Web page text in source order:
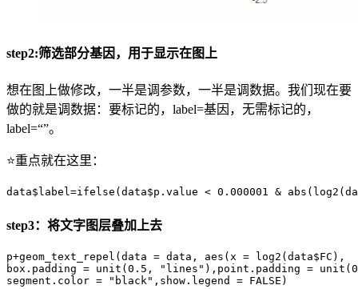
step2:筛选部分基因，用于显示在图上
想在图上做修改，一半是调参数，一半是调数据。我们现在要
做的就是调数据：要标记的，label=基因，无需标记的，
label=“”。
⭐重点就在这里：
data$label=ifelse(data$p.value < 0.000001 &
step3：将文字图层叠加上去
p+geom_text_repel(data = data, aes(x =
box.padding = unit(0.5, "lines"),point.padding =
segment.color = "black",show.legend = FALSE)